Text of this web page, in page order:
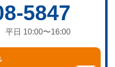
5847
平日 10:00〜16:00